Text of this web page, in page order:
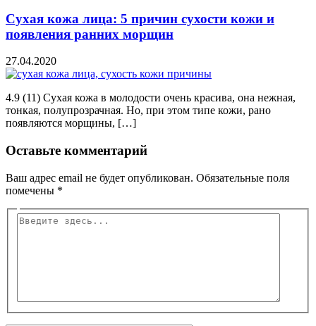
Сухая кожа лица: 5 причин сухости кожи и
появления ранних морщин
27.04.2020
4.9 (11) Сухая кожа в молодости очень красива, она нежная,
тонкая, полупрозрачная. Но, при этом типе кожи, рано
появляются морщины, […]
Оставьте комментарий
Ваш адрес email не будет опубликован. Обязательные поля
помечены *
Введите